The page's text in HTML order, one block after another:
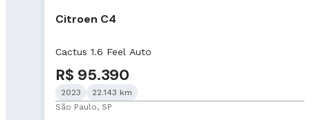
Citroen C4
Cactus 1.6 Feel Auto
R$ 95.390
2023
22.143 km
São Paulo, SP